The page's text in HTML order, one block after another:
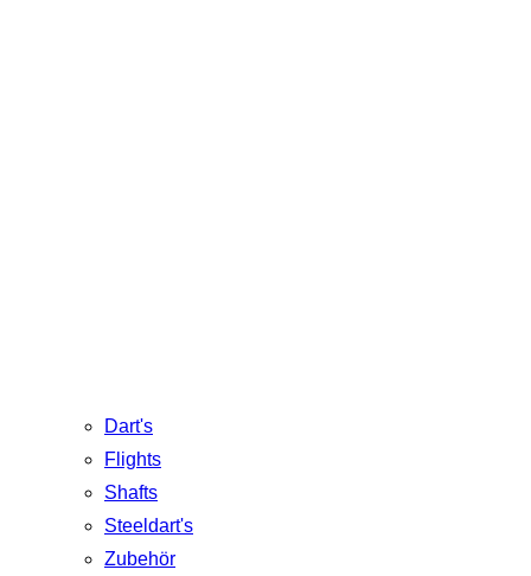
Dart's
Flights
Shafts
Steeldart's
Zubehör